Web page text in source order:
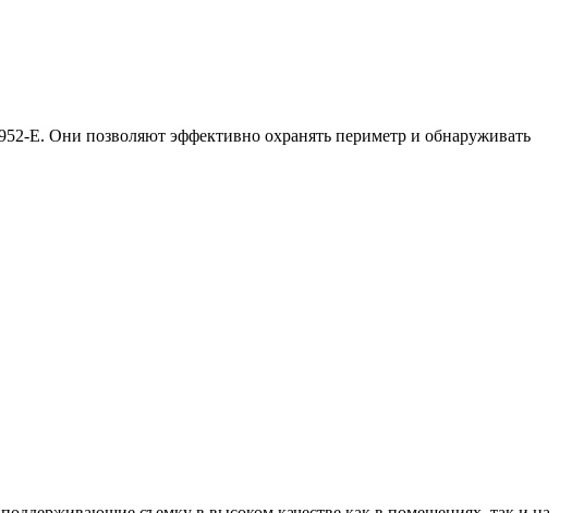
E. Они позволяют эффективно охранять периметр и обнаруживать